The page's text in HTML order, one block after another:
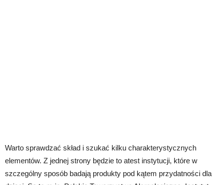
Warto sprawdzać skład i szukać kilku charakterystycznych
elementów. Z jednej strony będzie to atest instytucji, które w
szczególny sposób badają produkty pod kątem przydatności dla